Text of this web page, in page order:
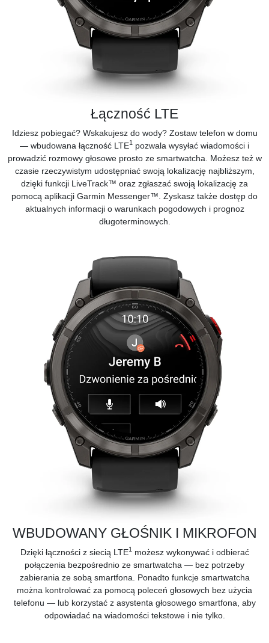
Łączność LTE
Idziesz pobiegać? Wskakujesz do wody? Zostaw telefon w domu
— wbudowana łączność LTE1
pozwala wysyłać wiadomości i
prowadzić rozmowy głosowe prosto ze smartwatcha. Możesz też w
czasie rzeczywistym udostępniać swoją lokalizację najbliższym,
dzięki funkcji LiveTrack™ oraz zgłaszać swoją lokalizację za
pomocą aplikacji Garmin Messenger™. Zyskasz także dostęp do
aktualnych informacji o warunkach pogodowych i prognoz
długoterminowych.
WBUDOWANY GŁOŚNIK I MIKROFON
Dzięki łączności z siecią LTE1
możesz wykonywać i odbierać
połączenia bezpośrednio ze smartwatcha — bez potrzeby
zabierania ze sobą smartfona. Ponadto funkcje smartwatcha
można kontrolować za pomocą poleceń głosowych bez użycia
telefonu — lub korzystać z asystenta głosowego smartfona, aby
odpowiadać na wiadomości tekstowe i nie tylko.